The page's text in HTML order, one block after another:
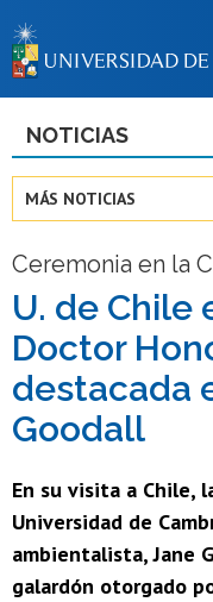
NOTICIAS
MÁS NOTICIAS
Ceremonia en la
U. de Chile
Doctor
destacada
Goodall
En su visita a Chile,
Universidad de
ambientalista, Jane
galardón otorgado